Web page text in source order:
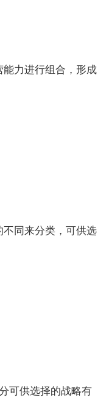
力进行组合，形成
同来分类，可供选
供选择的战略有